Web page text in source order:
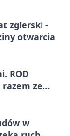
zgierski -
otwarcia
ROD
razem ze
w